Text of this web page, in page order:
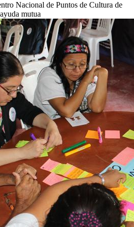
Nacional de Puntos de Cultura de
mutua